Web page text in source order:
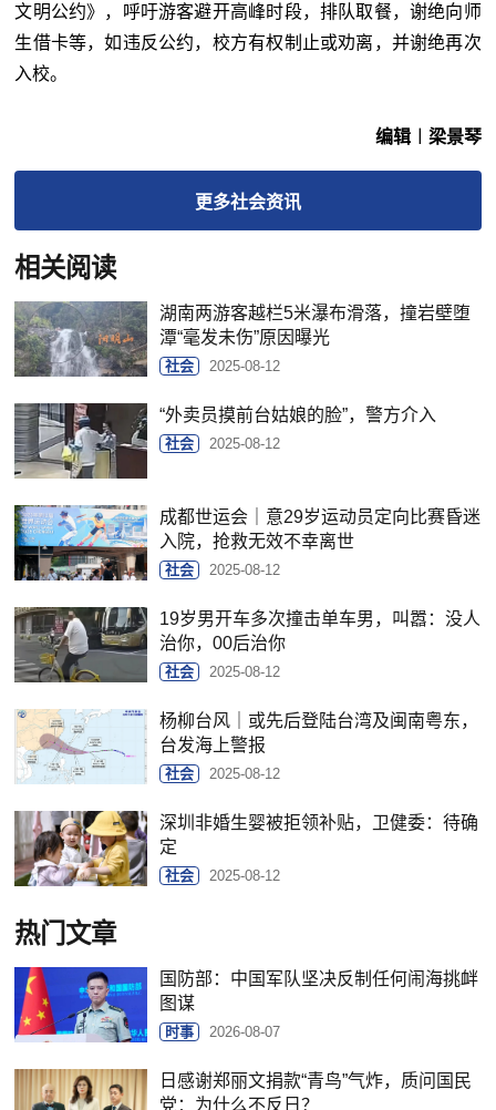
文明公约》，呼吁游客避开高峰时段，排队取餐，谢绝向师
生借卡等，如违反公约，校方有权制止或劝离，并谢绝再次
入校。
编辑︱梁景琴
更多社会资讯
相关阅读
湖南两游客越栏5米瀑布滑落，撞岩壁堕
潭“毫发未伤”原因曝光
社会 2025-08-12
“外卖员摸前台姑娘的脸”，警方介入
社会 2025-08-12
成都世运会｜意29岁运动员定向比赛昏迷
入院，抢救无效不幸离世
社会 2025-08-12
19岁男开车多次撞击单车男，叫嚣：没人
治你，00后治你
社会 2025-08-12
杨柳台风｜或先后登陆台湾及闽南粤东，
台发海上警报
社会 2025-08-12
深圳非婚生婴被拒领补贴，卫健委：待确
定
社会 2025-08-12
热门文章
国防部：中国军队坚决反制任何闹海挑衅
图谋
时事 2026-08-07
日感谢郑丽文捐款“青鸟”气炸，质问国民
党：为什么不反日？